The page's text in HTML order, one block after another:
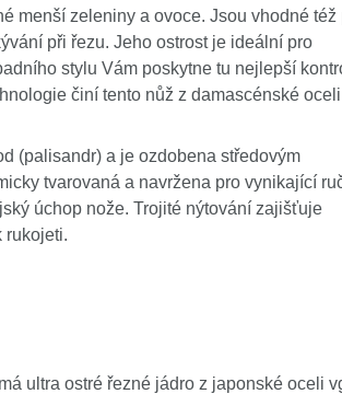
menší zeleniny a ovoce. Jsou vhodné též
při řezu. Jeho ostrost je ideální pro
stylu Vám poskytne tu nejlepší
činí tento nůž z damascénské
(palisandr) a je ozdobena středovým
tvarovaná a navržena pro vynikající
úchop nože. Trojité nýtování zajišťuje
rukojeti.
ultra ostré řezné jádro z japonské oceli